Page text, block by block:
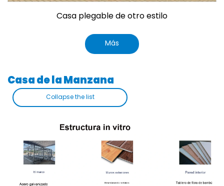
Casa plegable de otro estilo
Más
Casa de la Manzana